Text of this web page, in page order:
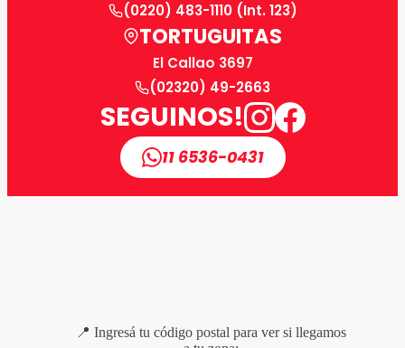
(0220) 483-1110 (Int. 123)
TORTUGUITAS
El Callao 3697
(02320) 49-2663
SEGUINOS!
11 6536-0431
📍 Ingresá tu código postal para ver si llegamos